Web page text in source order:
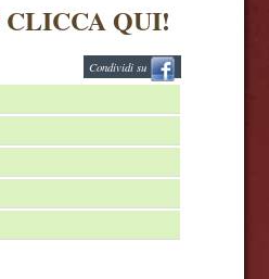
CLICCA QUI!
Condividi su